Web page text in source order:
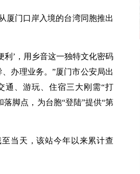
厦门口岸入境的台湾同胞推出
利’，用乡音这一独特文化密码
办理业务。”厦门市公安局出
通、游玩、住宿三大刚需“打
脚点，为台胞“登陆”提供“第
当天，该站今年以来累计查